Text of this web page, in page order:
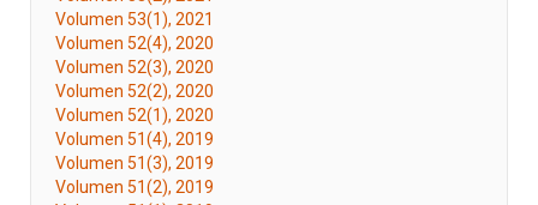
Volumen 53(1), 2021
Volumen 52(4), 2020
Volumen 52(3), 2020
Volumen 52(2), 2020
Volumen 52(1), 2020
Volumen 51(4), 2019
Volumen 51(3), 2019
Volumen 51(2), 2019